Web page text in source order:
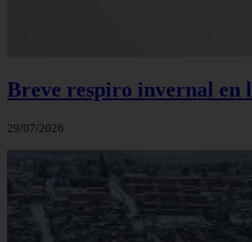
Breve respiro invernal en
29/07/2026